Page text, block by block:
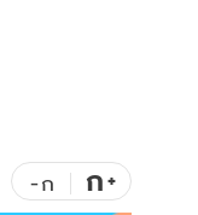
WeTV
Exclusive
-ก ก+